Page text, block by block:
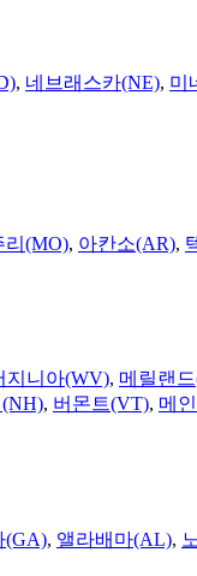
, 네브래스카(NE), 미
리(MO), 아칸소(AR),
지니아(WV), 메릴랜
, 버몬트(VT), 메
(GA), 앨라배마(AL),